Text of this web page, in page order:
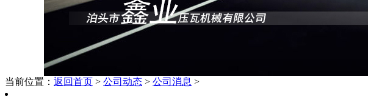
当前位置： 返回首页 > 公司动态 > 公司消息 >